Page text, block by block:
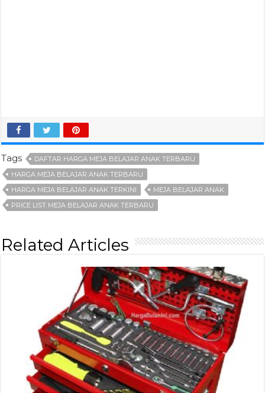
Tags
DAFTAR HARGA MEJA BELAJAR ANAK TERBARU
HARGA MEJA BELAJAR ANAK TERBARU
HARGA MEJA BELAJAR ANAK TERKINI
MEJA BELAJAR ANAK
PRICE LIST MEJA BELAJAR ANAK TERBARU
Related Articles